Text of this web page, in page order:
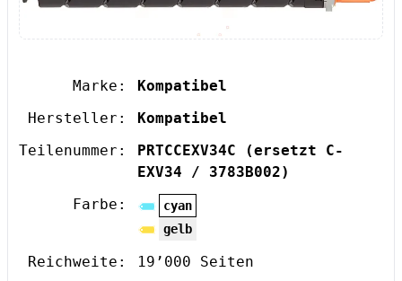
Marke:
Kompatibel
Hersteller:
Kompatibel
Teilenummer:
PRTCCEXV34C
(ersetzt C-
EXV34 / 3783B002)
Farbe:
cyan
gelb
Reichweite: 19’000 Seiten